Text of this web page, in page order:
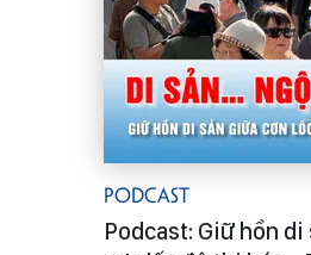
Podcast
Podcast: Giữ hồn di